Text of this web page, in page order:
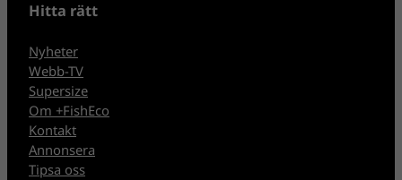
Hitta rätt
Nyheter
Webb-TV
Supersize
Om +FishEco
Kontakt
Annonsera
Tipsa oss